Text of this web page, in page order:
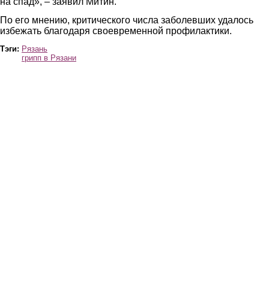
По его мнению, критического числа заболевших удалось
избежать благодаря своевременной профилактики.
Тэги: Рязань
грипп в Рязани